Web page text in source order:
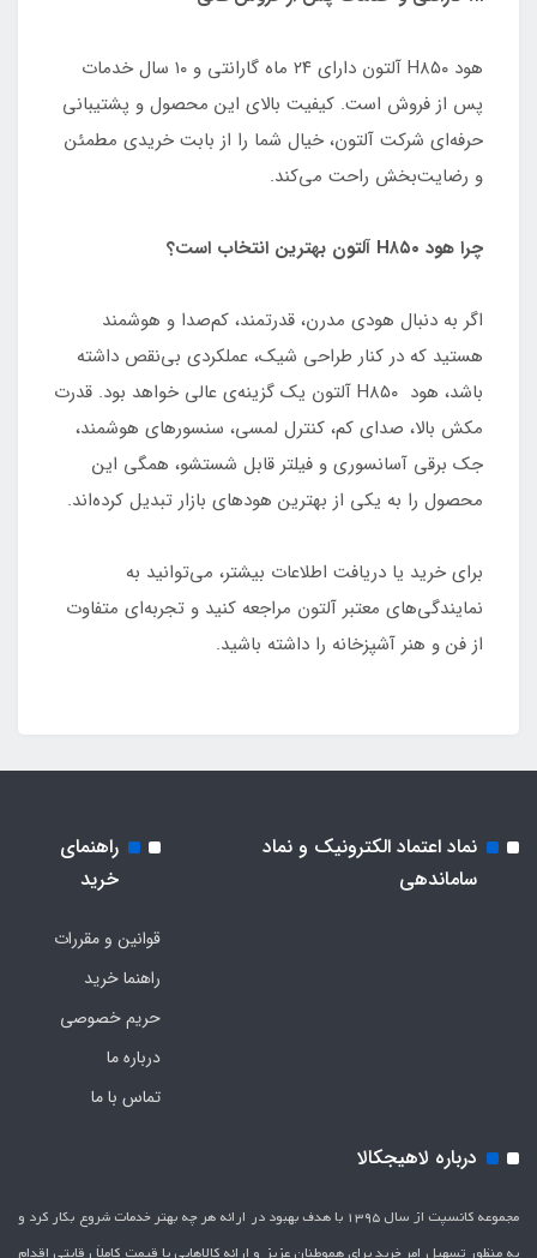
هود H۸۵۰ آلتون دارای ۲۴ ماه گارانتی و ۱۰ سال خدمات
پس از فروش است. کیفیت بالای این محصول و پشتیبانی
حرفه‌ای شرکت آلتون، خیال شما را از بابت خریدی مطمئن
و رضایت‌بخش راحت می‌کند.
چرا هود H۸۵۰ آلتون بهترین انتخاب است؟
اگر به دنبال هودی مدرن، قدرتمند، کم‌صدا و هوشمند
هستید که در کنار طراحی شیک، عملکردی بی‌نقص داشته
باشد، هود H۸۵۰ آلتون یک گزینه‌ی عالی خواهد بود. قدرت
مکش بالا، صدای کم، کنترل لمسی، سنسورهای هوشمند،
جک برقی آسانسوری و فیلتر قابل شستشو، همگی این
محصول را به یکی از بهترین هودهای بازار تبدیل کرده‌اند.
برای خرید یا دریافت اطلاعات بیشتر، می‌توانید به
نمایندگی‌های معتبر آلتون مراجعه کنید و تجربه‌ای متفاوت
از فن و هنر آشپزخانه را داشته باشید.
نماد اعتماد الکترونیک و نماد
ساماندهی
راهنمای
خرید
قوانین و مقررات
راهنما خرید
حریم خصوصی
درباره ما
تماس با ما
درباره لاهیجکالا
مجموعه کانسپت از سال 1395 با هدف بهبود در ارائه هر چه بهتر خدمات شروع بکار کرد و
به منظور تسهیل امر خرید برای هموطنان عزیز و ارائه کالاهایی با قیمت کاملاَ رقابتی اقدام